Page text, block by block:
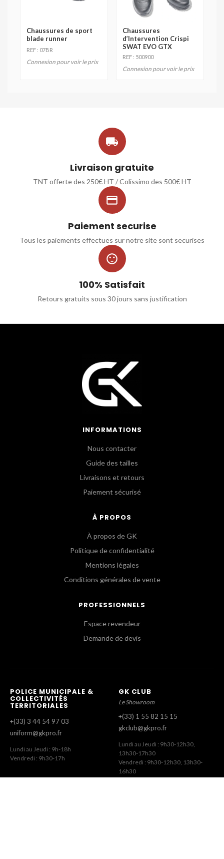
Chaussures de sport
blade runner
REF : 07BR
Connexion pour voir le prix
Chaussures
d’Intervention Crispi
SWAT EVO GTX
REF : 500900
Connexion pour voir le prix

Livraison gratuite
TNT offerte des 250€ HT / Colissimo des 500€ HT

Paiement securise
Tous les paiements effectues sur notre site sont securises

100% Satisfait
Retours gratuits sous 30 jours sans justification
INFORMATIONS
Nous contacter
Guide des tailles
Livraisons et retours
Paiement sécurisé
À PROPOS
À propos de GK
Politique de confidentialité
Mentions légales
Conditions générales de vente
PROFESSIONNELS
Espace revendeur
Demande de devis
POLICE MUNICIPALE &
COLLECTIVITÉS
TERRITORIALES
+(33) 3 44 54 97 03
uniform@gkpro.fr
Lundi au Jeudi : 9h-18h
Vendredi : 9h30-17h
GK CLUB
Le Showroom
+(33) 1 55 82 15 15
gkclub@gkpro.fr
Lundi au Jeudi : 9h30-12h30,
13h30-17h30
Vendredi : 9h30-12h30, 13h30-
16h30